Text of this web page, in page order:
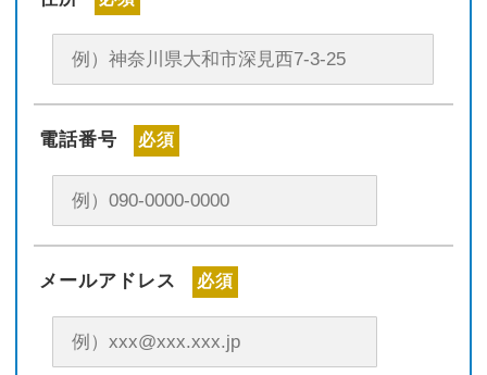
電話番号 必須
メールアドレス 必須